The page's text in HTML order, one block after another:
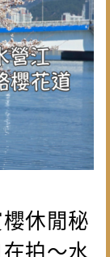
休閒秘
拍～水